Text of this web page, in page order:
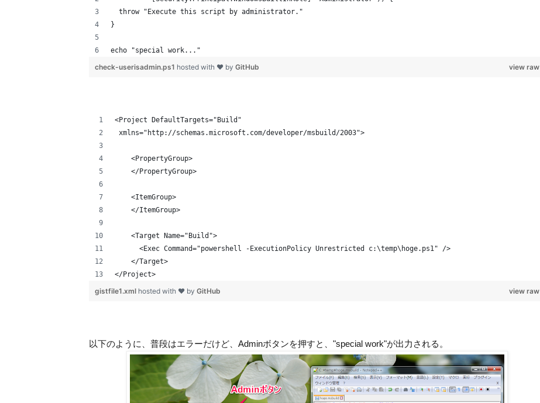
  throw "Execute this script by administrator."
}
echo "special work..."
view raw
check-userisadmin.ps1 hosted with ❤ by GitHub
<Project DefaultTargets="Build"
xmlns="http://schemas.microsoft.com/developer/msbuild/2003">
    <PropertyGroup>
    </PropertyGroup>
    <ItemGroup>
    </ItemGroup>
    <Target Name="Build">
      <Exec Command="powershell -ExecutionPolicy Unrestricted c:\temp\hoge.ps1" />
    </Target>
</Project>
view raw
gistfile1.xml hosted with ❤ by GitHub
以下のように、普段はエラーだけど、Adminボタンを押すと、"special work"が出力される。